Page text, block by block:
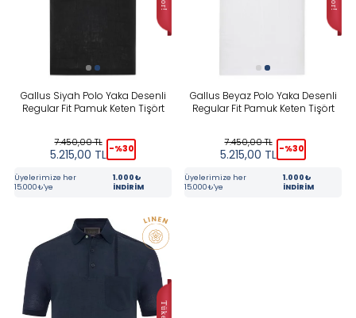
Gallus Siyah Polo Yaka Desenli
Regular Fit Pamuk Keten Tişört
7.450,00TL
5.215,00 TL -%30
Üyelerimize her
15.000₺'ye
1.000₺
İNDİRİM
Gallus Beyaz Polo Yaka Desenli
Regular Fit Pamuk Keten Tişört
7.450,00TL
5.215,00 TL -%30
Üyelerimize her
15.000₺'ye
1.000₺
İNDİRİM